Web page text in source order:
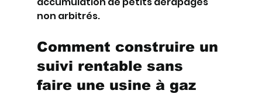
non arbitrés.
Comment construire un
suivi rentable sans
faire une usine à gaz